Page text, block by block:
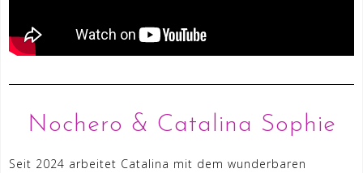
Nochero & Catalina Sophie
Seit 2024 arbeitet Catalina mit dem wunderbaren